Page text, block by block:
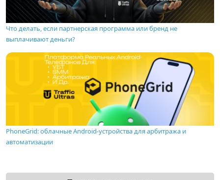
Что делать, если партнерская программа или бренд не
выплачивают деньги?
PhoneGrid: облачные Android-устройства для арбитража и
автоматизации